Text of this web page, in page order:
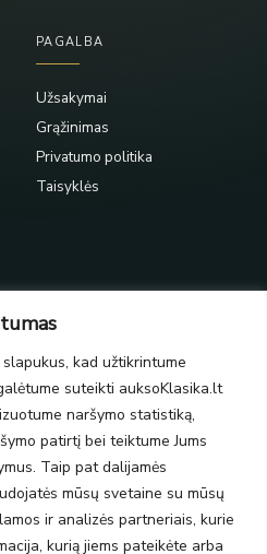
kad užtikrintume
suteikti auksoKlasika.lt
naršymo statistiką,
patirtį bei teiktume Jums
Taip pat dalijamės
mūsų svetaine su mūsų
ir analizės partneriais, kurie
kurią jiems pateikėte arba
PAGALBA
Užsakymai
Grąžinimas
Privatumo politika
Taisyklės
naujienas bei riboto